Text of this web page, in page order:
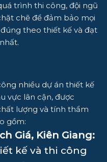
trình thi công, đội ngũ
chẽ để đảm bảo mọi
theo thiết kế và đạt
nhiều dự án thiết kế
vực lân cận, được
lượng và tính thẩm
gồm:
Giá, Kiên Giang:
kế và thi công